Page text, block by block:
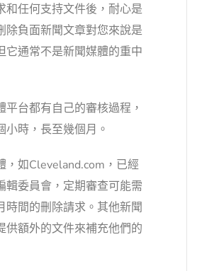
和任何支持文件後，耐心是
除負面新聞文章對您來說是
它通常不是新聞媒體的重中
平台都有自己的審核過程，
小時，長至幾個月。
，如Cleveland.com， 已經
輯委員會，定期審查可能需
時間的刪除請求。其他新聞
供額外的文件來補充他們的